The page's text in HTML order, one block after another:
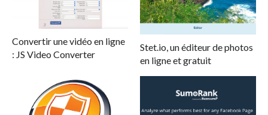
Convertir une vidéo en ligne
: JS Video Converter
Stet.io, un éditeur de photos
en ligne et gratuit